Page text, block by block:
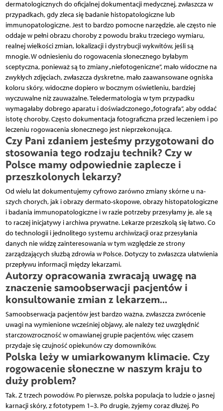
dermatologicznych do oficjalnej dokumentacji medycznej, zwłaszcza w
przypadkach, gdy zleca się badanie histopatologiczne lub
immunopatologiczne. Jest to bardzo pomocne narzędzie, ale często nie
oddaje w pełni obrazu choroby z powodu braku trzeciego wymiaru,
realnej wielkości zmian, lokalizacji i dystrybucji wykwitów, jeśli są
mnogie. W odniesieniu do rogowacenia słonecznego byłabym
sceptyczna, ponieważ są to zmiany „niefotogeniczne”, mało widoczne na
zwykłych zdjęciach, zwłaszcza dyskretne, mało zaawansowane ogniska
koloru skóry, widoczne dopiero w bocznym oświetleniu, bardziej
wyczuwalne niż zauważalne. Teledermatologia w tym przypadku
wymagałaby dobrego aparatu i doświadczonego „fotografa”, aby oddać
istotę choroby. Często dokumentacja fotograficzna przed leczeniem i po
leczeniu rogowacenia słonecznego jest nieprzekonująca.
Czy Pani zdaniem jesteśmy przygotowani do
stosowania tego rodzaju technik? Czy w
Polsce mamy odpowiednie zaplecze i
przeszkolonych lekarzy?
Od wielu lat dokumentujemy cyfrowo zarówno zmiany skórne u na­
szych chorych, jak i obrazy der­ma­to-skopowe, obrazy histopatologiczne
i badania immunopatologiczne i w razie potrzeby przesyłamy je, ale są
to raczej inicjatywy i archiwa prywatne. Lekarze przeszkolą się łatwo. Co
do technologii i jednolitego systemu archiwizacji oraz przesyłania
danych nie widzę zainteresowania w tym względzie ze strony
zarządzających służbą zdrowia w Polsce. Dotyczy to zwłaszcza ułatwienia
przepływu informacji między lekarzami.
Autorzy opracowania zwracają uwagę na
znaczenie samoobserwacji pacjentów i
konsultowanie zmian z lekarzem…
Samoobserwacja pacjentów jest bardzo ważna, zwłaszcza zwrócenie
uwagi na wymienione wcześniej objawy, ale należy też uwzględnić
starczo­wzroczność w omawianej grupie pacjentów, więc czasem
przydaje się czujność opiekunów czy domowników.
Polska leży w umiarkowanym klimacie. Czy
rogowacenie słoneczne w naszym kraju to
duży problem?
Tak. Z trzech powodów. Po pierwsze, polska populacja to ludzie o jasnej
karnacji skóry, z fototypem 1–3. Po drugie, żyjemy coraz dłużej. Po